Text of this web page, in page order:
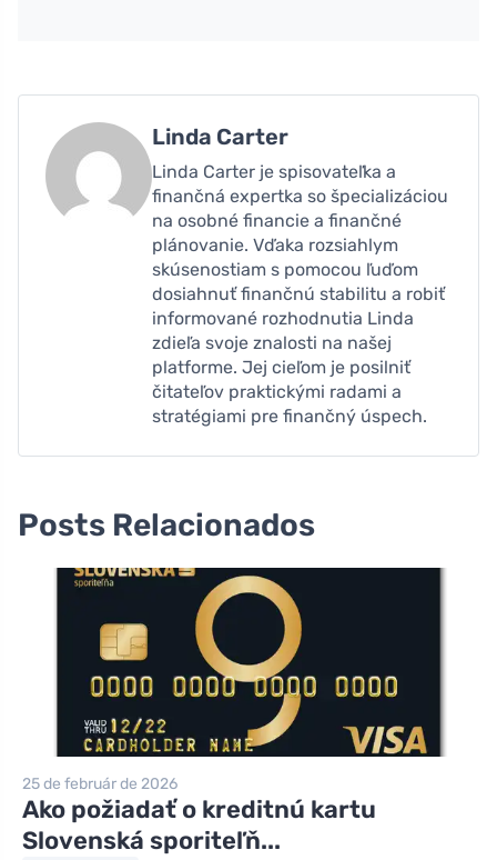
Linda Carter
Linda Carter je spisovateľka a
finančná expertka so špecializáciou
na osobné financie a finančné
plánovanie. Vďaka rozsiahlym
skúsenostiam s pomocou ľuďom
dosiahnuť finančnú stabilitu a robiť
informované rozhodnutia Linda
zdieľa svoje znalosti na našej
platforme. Jej cieľom je posilniť
čitateľov praktickými radami a
stratégiami pre finančný úspech.
Posts Relacionados
25 de február de 2026
Ako požiadať o kreditnú kartu
Slovenská sporiteľň...